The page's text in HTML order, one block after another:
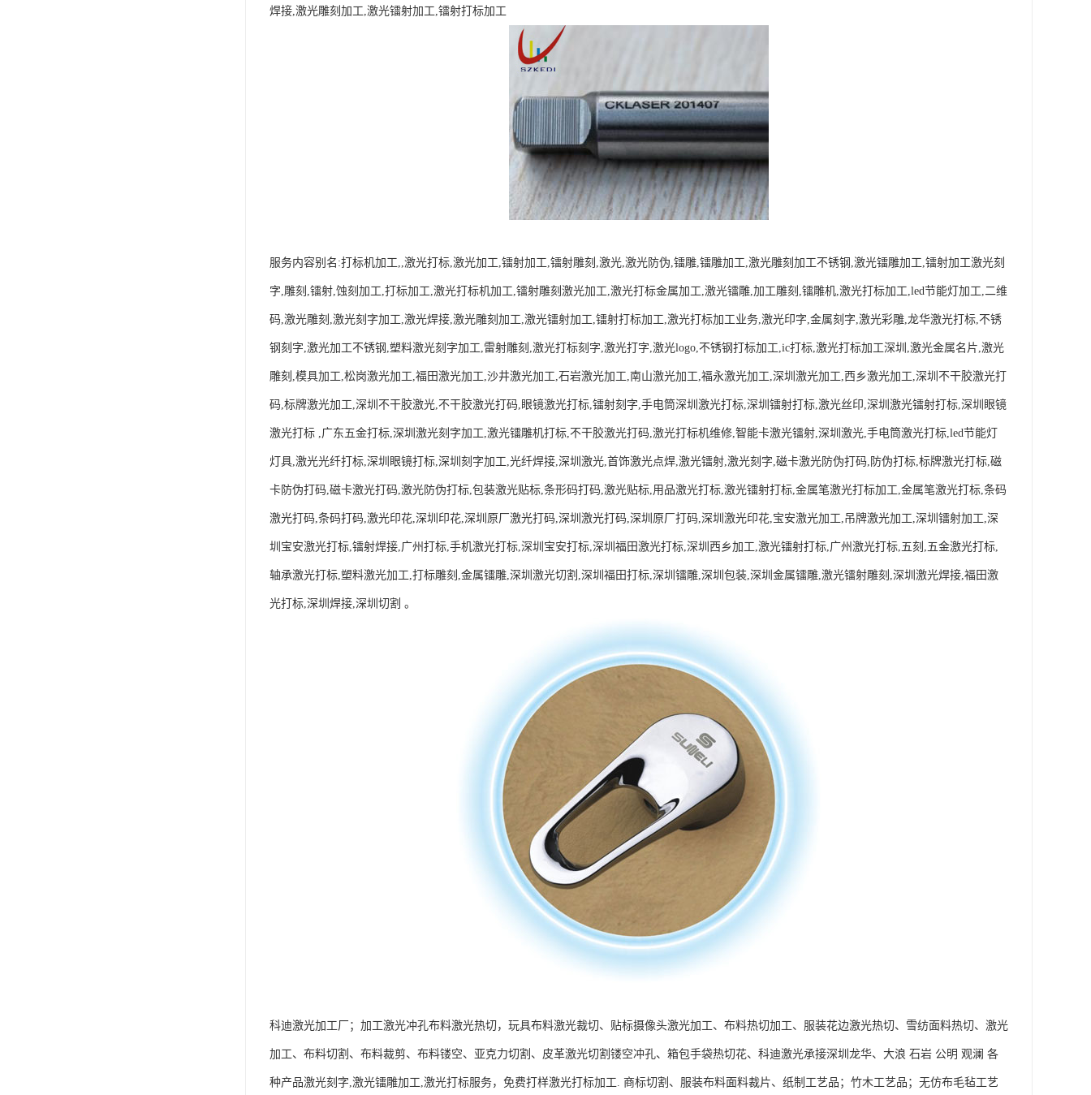
焊接,激光雕刻加工,激光镭射加工,镭射打标加工
服务内容别名:打标机加工,,激光打标,激光加工,镭射加工,镭射雕刻,激光,激光防伪,镭雕,镭雕加工,激光雕刻加工不锈钢,激光镭雕加工,镭射加工激光刻
字,雕刻,镭射,蚀刻加工,打标加工,激光打标机加工,镭射雕刻激光加工,激光打标金属加工,激光镭雕,加工雕刻,镭雕机,激光打标加工,led节能灯加工,二维
码,激光雕刻,激光刻字加工,激光焊接,激光雕刻加工,激光镭射加工,镭射打标加工,激光打标加工业务,激光印字,金属刻字,激光彩雕,龙华激光打标,不锈
钢刻字,激光加工不锈钢,塑料激光刻字加工,雷射雕刻,激光打标刻字,激光打字,激光logo,不锈钢打标加工,ic打标,激光打标加工深圳,激光金属名片,激光
雕刻,模具加工,松岗激光加工,福田激光加工,沙井激光加工,石岩激光加工,南山激光加工,福永激光加工,深圳激光加工,西乡激光加工,深圳不干胶激光打
码,标牌激光加工,深圳不干胶激光,不干胶激光打码,眼镜激光打标,镭射刻字,手电筒深圳激光打标,深圳镭射打标,激光丝印,深圳激光镭射打标,深圳眼镜
激光打标 ,广东五金打标,深圳激光刻字加工,激光镭雕机打标,不干胶激光打码,激光打标机维修,智能卡激光镭射,深圳激光,手电筒激光打标,led节能灯
灯具,激光光纤打标,深圳眼镜打标,深圳刻字加工,光纤焊接,深圳激光,首饰激光点焊,激光镭射,激光刻字,磁卡激光防伪打码,防伪打标,标牌激光打标,磁
卡防伪打码,磁卡激光打码,激光防伪打标,包装激光贴标,条形码打码,激光贴标,用品激光打标,激光镭射打标,金属笔激光打标加工,金属笔激光打标,条码
激光打码,条码打码,激光印花,深圳印花,深圳原厂激光打码,深圳激光打码,深圳原厂打码,深圳激光印花,宝安激光加工,吊牌激光加工,深圳镭射加工,深
圳宝安激光打标,镭射焊接,广州打标,手机激光打标,深圳宝安打标,深圳福田激光打标,深圳西乡加工,激光镭射打标,广州激光打标,五刻,五金激光打标,
轴承激光打标,塑料激光加工,打标雕刻,金属镭雕,深圳激光切割,深圳福田打标,深圳镭雕,深圳包装,深圳金属镭雕,激光镭射雕刻,深圳激光焊接,福田激
光打标,深圳焊接,深圳切割 。
科迪激光加工厂；加工激光冲孔布料激光热切，玩具布料激光裁切、贴标摄像头激光加工、布料热切加工、服装花边激光热切、雪纺面料热切、激光
加工、布料切割、布料裁剪、布料镂空、亚克力切割、皮革激光切割镂空冲孔、箱包手袋热切花、科迪激光承接深圳龙华、大浪 石岩 公明 观澜 各
种产品激光刻字,激光镭雕加工,激光打标服务，免费打样激光打标加工. 商标切割、服装布料面料裁片、纸制工艺品；竹木工艺品；无仿布毛毡工艺